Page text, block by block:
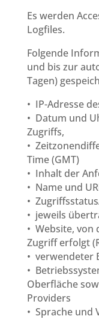
Es werden
Logfiles.
Folgende
und bis zur
Tagen)
• IP-Adresse
• Datum und
Zugriffs,
•
Time (GMT)
• Inhalt der
• Name und
•
• jeweils
• Website,
Zugriff erfolgt
• verwendeter
•
Oberfläche
Providers
• Sprache und